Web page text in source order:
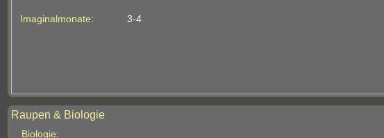
Imaginalmonate: 3-4
Raupen & Biologie
Biologie: